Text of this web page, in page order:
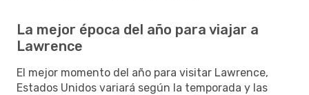
La mejor época del año para viajar a
Lawrence
El mejor momento del año para visitar Lawrence,
Estados Unidos variará según la temporada y las